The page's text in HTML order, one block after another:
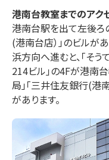
港南台教室までのアク
港南台駅を出て左後ろ
(港南台店）」のビルが
浜方向へ進むと、「そ
214ビル」の4Fが港南
局」「三井住友銀行(港
があります。